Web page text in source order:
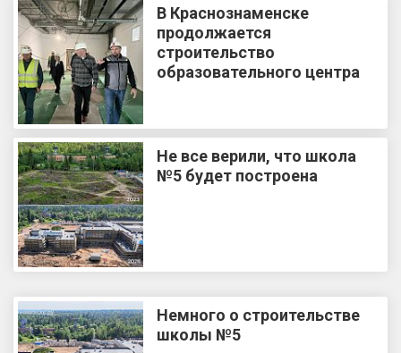
В Краснознаменске
продолжается
строительство
образовательного центра
Не все верили, что школа
№5 будет построена
Немного о строительстве
школы №5